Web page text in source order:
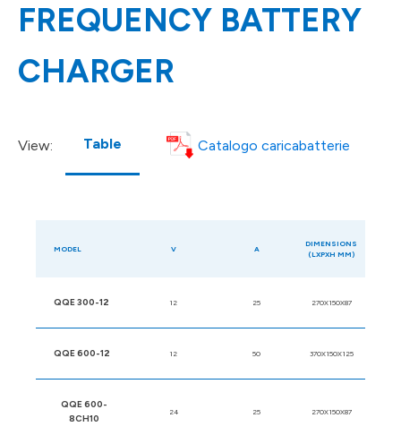
FREQUENCY BATTERY
CHARGER
View: Table Catalogo caricabatterie
MODEL V A
DIMENSIONS
(LXPXH MM)
QQE 300-12 12 25 270X150X87
QQE 600-12 12 50 370X150X125
QQE 600-
8CH10
24 25 270X150X87